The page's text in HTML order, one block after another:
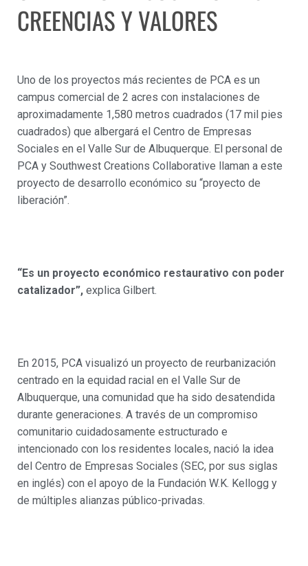
CREENCIAS Y VALORES
Uno de los proyectos más recientes de PCA es un
campus comercial de 2 acres con instalaciones de
aproximadamente 1,580 metros cuadrados (17 mil pies
cuadrados) que albergará el Centro de Empresas
Sociales en el Valle Sur de Albuquerque. El personal de
PCA y Southwest Creations Collaborative llaman a este
proyecto de desarrollo económico su “proyecto de
liberación”.
“Es un proyecto económico restaurativo con poder
catalizador”, explica Gilbert.
En 2015, PCA visualizó un proyecto de reurbanización
centrado en la equidad racial en el Valle Sur de
Albuquerque, una comunidad que ha sido desatendida
durante generaciones. A través de un compromiso
comunitario cuidadosamente estructurado e
intencionado con los residentes locales, nació la idea
del Centro de Empresas Sociales (SEC, por sus siglas
en inglés) con el apoyo de la Fundación W.K. Kellogg y
de múltiples alianzas público-privadas.